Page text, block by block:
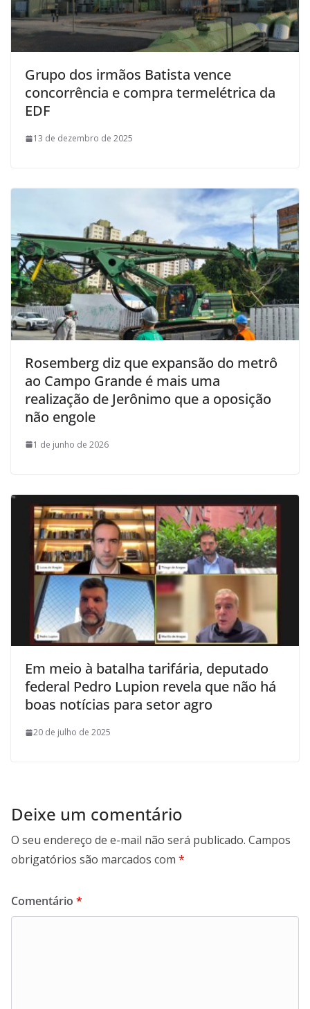
Grupo dos irmãos Batista vence
concorrência e compra termelétrica da
EDF
13 de dezembro de 2025
Rosemberg diz que expansão do metrô
ao Campo Grande é mais uma
realização de Jerônimo que a oposição
não engole
1 de junho de 2026
Em meio à batalha tarifária, deputado
federal Pedro Lupion revela que não há
boas notícias para setor agro
20 de julho de 2025
Deixe um comentário
O seu endereço de e-mail não será publicado. Campos
obrigatórios são marcados com *
Comentário *